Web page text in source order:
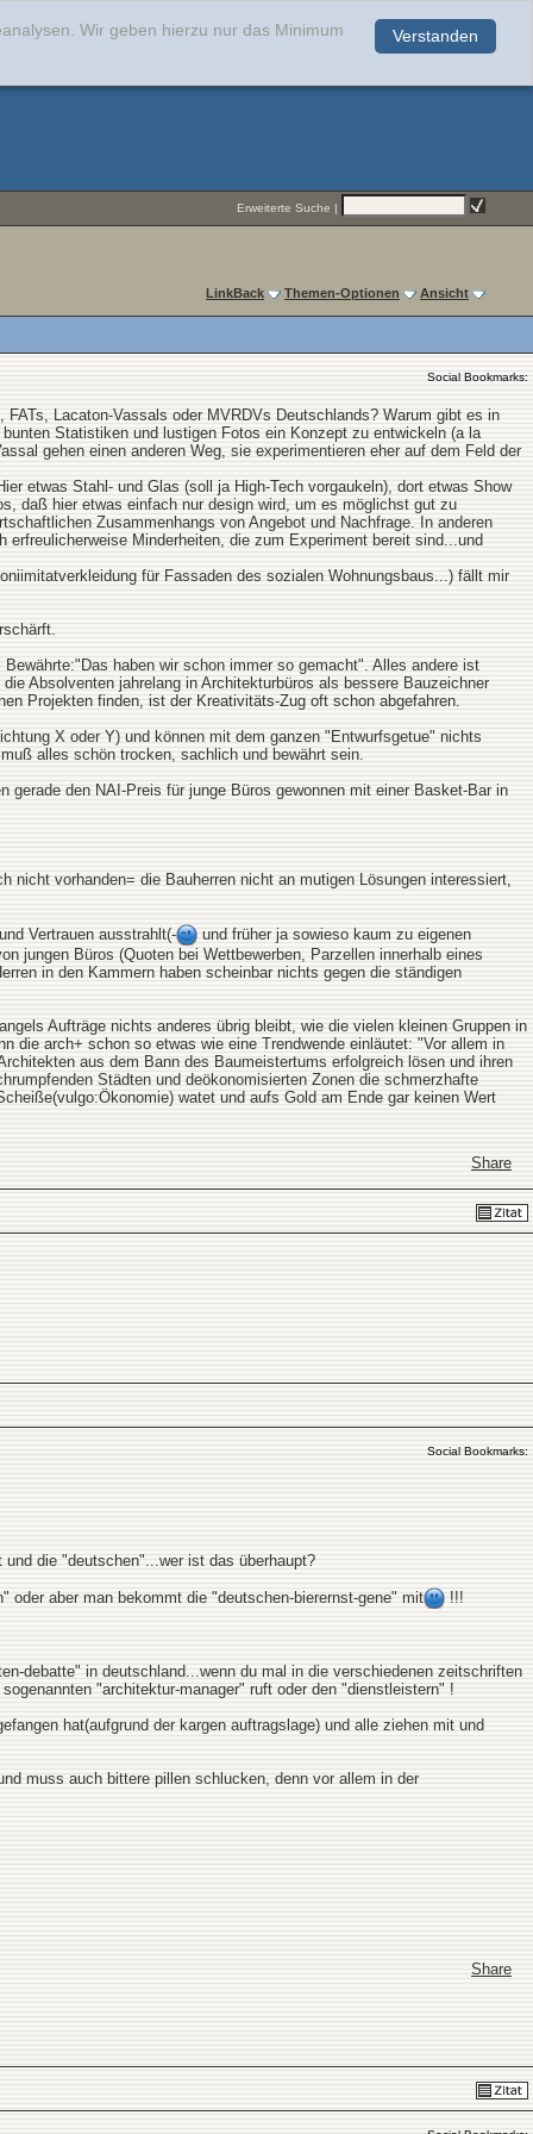
Verstanden
Wir geben hierzu nur das Minimum
Erweiterte Suche |
LinkBack Themen-Optionen Ansicht
Social Bookmarks:
Lacaton-Vassals oder MVRDVs Deutschlands? Warum gibt es in
Statistiken und lustigen Fotos ein Konzept zu entwickeln (a la
gehen einen anderen Weg, sie experimentieren eher auf dem Feld der
etwas Stahl- und Glas (soll ja High-Tech vorgaukeln), dort etwas Show
daß hier etwas einfach nur design wird, um es möglichst gut zu
Zusammenhangs von Angebot und Nachfrage. In anderen
Minderheiten, die zum Experiment bereit sind...und
für Fassaden des sozialen Wohnungsbaus...) fällt mir
haben wir schon immer so gemacht". Alles andere ist
Absolventen jahrelang in Architekturbüros als bessere Bauzeichner
Projekten finden, ist der Kreativitäts-Zug oft schon abgefahren.
X oder Y) und können mit dem ganzen "Entwurfsgetue" nichts
alles schön trocken, sachlich und bewährt sein.
den NAI-Preis für junge Büros gewonnen mit einer Basket-Bar in
nicht vorhanden= die Bauherren nicht an mutigen Lösungen interessiert,
Vertrauen ausstrahlt(-
und früher ja sowieso kaum zu eigenen
jungen Büros (Quoten bei Wettbewerben, Parzellen innerhalb eines
in den Kammern haben scheinbar nichts gegen die ständigen
Aufträge nichts anderes übrig bleibt, wie die vielen kleinen Gruppen in
die arch+ schon so etwas wie eine Trendwende einläutet: "Vor allem in
aus dem Bann des Baumeistertums erfolgreich lösen und ihren
Städten und deökonomisierten Zonen die schmerzhafte
watet und aufs Gold am Ende gar keinen Wert
Share
Social Bookmarks:
die "deutschen"...wer ist das überhaupt?
aber man bekommt die "deutschen-bierernst-gene" mit !!!
debatte" in deutschland...wenn du mal in die verschiedenen zeitschriften
"architektur-manager" ruft oder den "dienstleistern" !
hat(aufgrund der kargen auftragslage) und alle ziehen mit und
muss auch bittere pillen schlucken, denn vor allem in der
Share